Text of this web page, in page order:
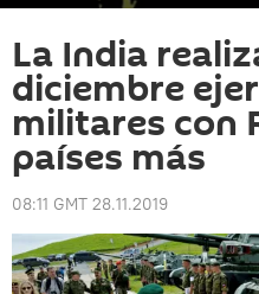
La India
diciembre
militares con
países más
08:11 GMT 28.11.2019